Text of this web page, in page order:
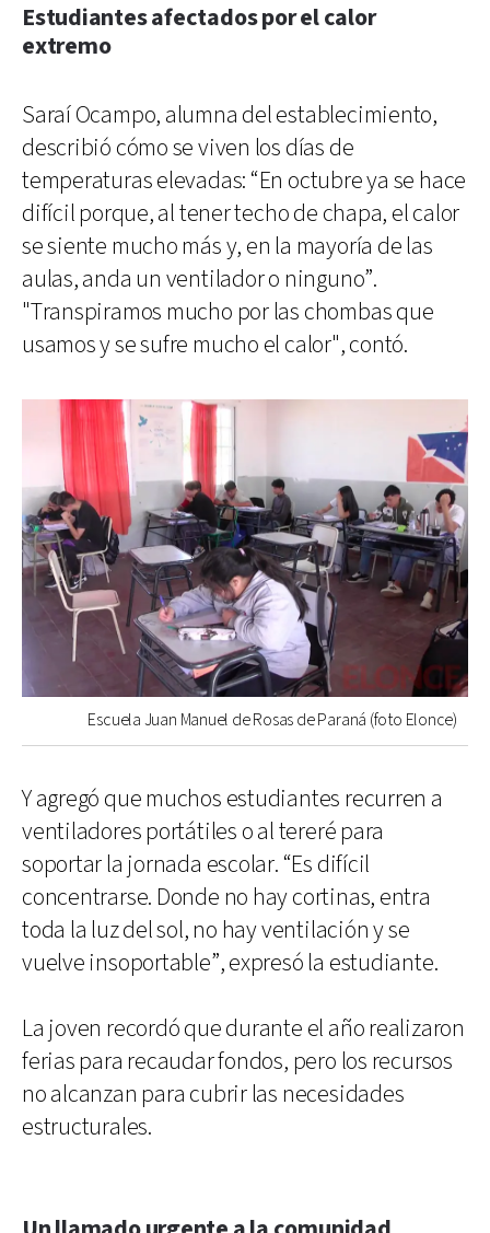
Estudiantes afectados por el calor
extremo
Saraí Ocampo, alumna del establecimiento,
describió cómo se viven los días de
temperaturas elevadas: “En octubre ya se hace
difícil porque, al tener techo de chapa, el calor
se siente mucho más y, en la mayoría de las
aulas, anda un ventilador o ninguno”.
"Transpiramos mucho por las chombas que
usamos y se sufre mucho el calor", contó.
Escuela Juan Manuel de Rosas de Paraná (foto Elonce)
Y agregó que muchos estudiantes recurren a
ventiladores portátiles o al tereré para
soportar la jornada escolar. “Es difícil
concentrarse. Donde no hay cortinas, entra
toda la luz del sol, no hay ventilación y se
vuelve insoportable”, expresó la estudiante.
La joven recordó que durante el año realizaron
ferias para recaudar fondos, pero los recursos
no alcanzan para cubrir las necesidades
estructurales.